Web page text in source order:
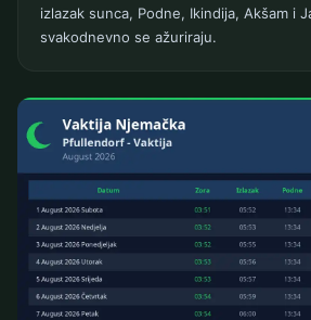
izlazak sunca, Podne, Ikindija, Akšam i
svakodnevno se ažuriraju.